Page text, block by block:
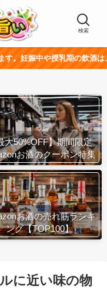
検索
期の飲酒は、胎児・乳幼児
大50%OFF】期間限定
お酒のクーポン特集
お酒の売れ筋ランキ
ング【TOP100】
に近い味の物